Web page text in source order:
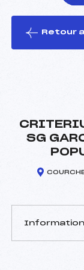
le ski
Retour
SG